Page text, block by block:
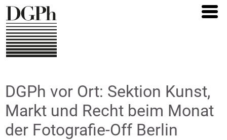
Direkt
zum
Inhalt
DGPh vor Ort: Sektion Kunst,
Markt und Recht beim Monat
der Fotografie-Off Berlin